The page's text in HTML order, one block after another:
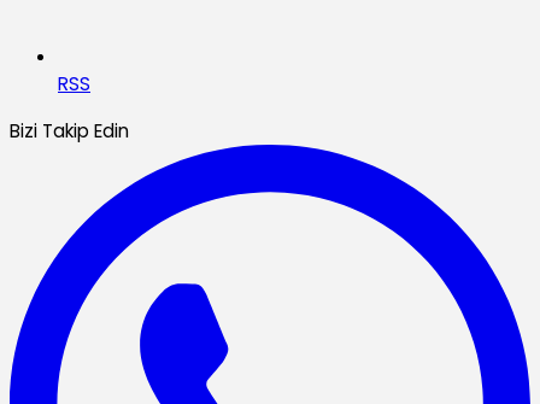
RSS
Bizi Takip Edin